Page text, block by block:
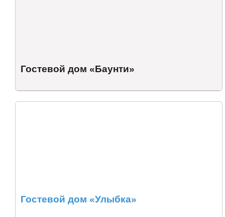
Гостевой дом «Баунти»
Гостевой дом «Улыбка»